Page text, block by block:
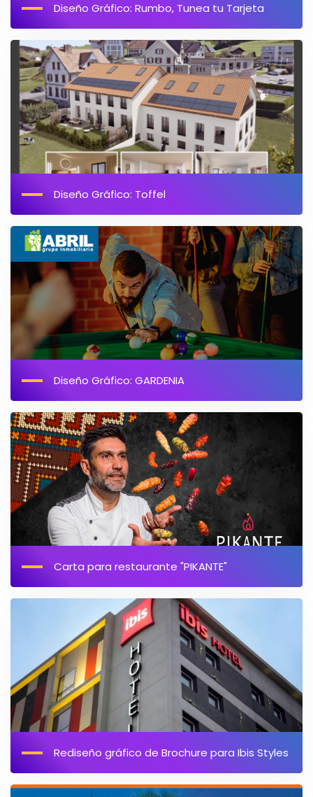
Diseño Gráfico: Rumbo, Tunea tu Tarjeta
Diseño Gráfico: Toffel
Diseño Gráfico: GARDENIA
Carta para restaurante "PIKANTE"
Rediseño gráfico de Brochure para Ibis Styles